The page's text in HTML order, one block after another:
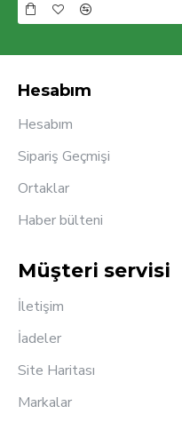
Hesabım
Hesabım
Sipariş Geçmişi
Ortaklar
Haber bülteni
Müşteri servisi
İletişim
İadeler
Site Haritası
Markalar